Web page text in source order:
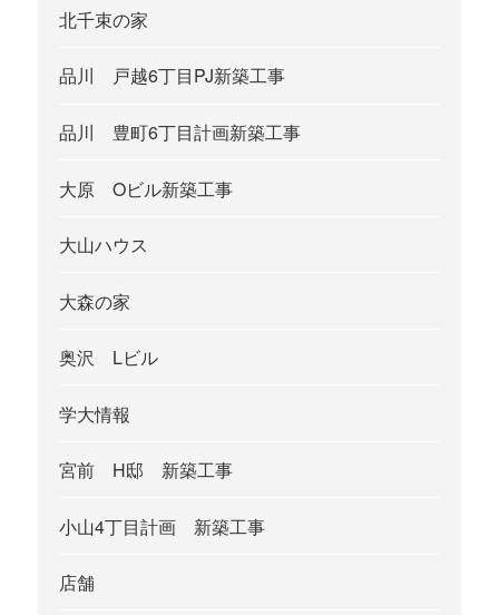
北千束の家
品川 戸越6丁目PJ新築工事
品川 豊町6丁目計画新築工事
大原 Oビル新築工事
大山ハウス
大森の家
奥沢 Lビル
学大情報
宮前 H邸 新築工事
小山4丁目計画 新築工事
店舗